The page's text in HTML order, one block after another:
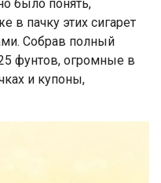
было понять,
в пачку этих сигарет
Собрав полный
фунтов, огромные в
и купоны,